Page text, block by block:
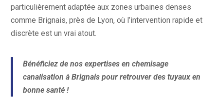
particulièrement adaptée aux zones urbaines denses
comme Brignais, près de Lyon, où l’intervention rapide et
discrète est un vrai atout.
Bénéficiez de nos expertises en chemisage
canalisation à Brignais pour retrouver des tuyaux en
bonne santé !